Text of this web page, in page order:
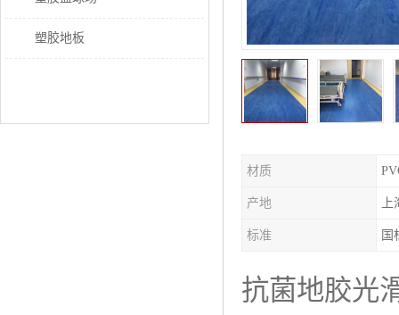
塑胶地板
材质
产地 上
标准 国
抗菌地胶光